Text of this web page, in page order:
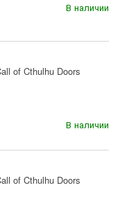
В наличии
of Cthulhu Doors
В наличии
of Cthulhu Doors